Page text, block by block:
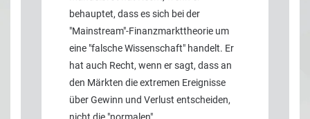
behauptet, dass es sich bei der
"Mainstream"-Finanzmarkttheorie um
eine "falsche Wissenschaft" handelt. Er
hat auch Recht, wenn er sagt, dass an
den Märkten die extremen Ereignisse
über Gewinn und Verlust entscheiden,
nicht die "normalen"